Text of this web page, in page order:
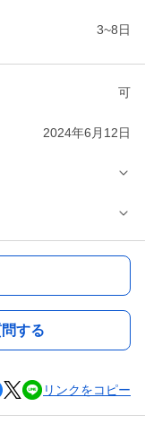
3~8日
可
2024年6月12日
する
リンクをコピー